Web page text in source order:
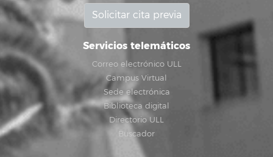
Solicitar cita previa
Servicios telemáticos
Correo electrónico ULL
Campus Virtual
Sede electrónica
Biblioteca digital
Directorio ULL
Buscador